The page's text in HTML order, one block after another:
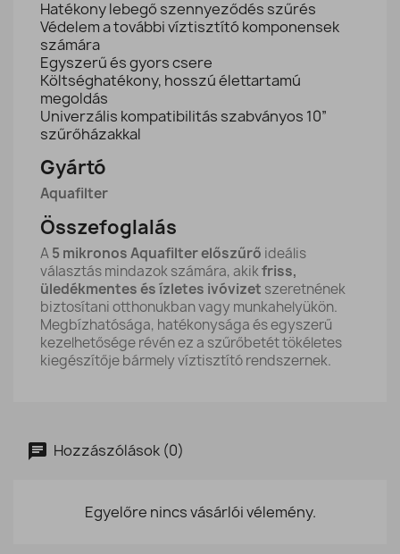
Hatékony lebegő szennyeződés szűrés
Védelem a további víztisztító komponensek
számára
Egyszerű és gyors csere
Költséghatékony, hosszú élettartamú
megoldás
Univerzális kompatibilitás szabványos 10”
szűrőházakkal
Gyártó
Aquafilter
Összefoglalás
A5 mikronos Aquafilter előszűrő ideális
választás mindazok számára, akikfriss,
üledékmentes és ízletes ivóvizet szeretnének
biztosítani otthonukban vagy munkahelyükön.
Megbízhatósága, hatékonysága és egyszerű
kezelhetősége révén ez a szűrőbetét tökéletes
kiegészítője bármely víztisztító rendszernek.
Hozzászólások (0)
Egyelőre nincs vásárlói vélemény.